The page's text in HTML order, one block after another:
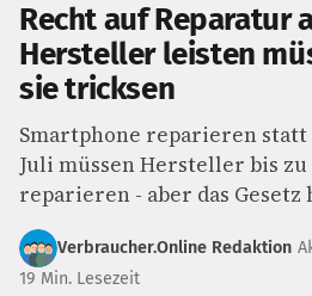
Recht auf Reparatur
Hersteller leisten
sie tricksen
Smartphone reparieren statt
Juli müssen Hersteller bis zu
reparieren - aber das Gesetz
Verbraucher.Online Redaktion
19 Min. Lesezeit